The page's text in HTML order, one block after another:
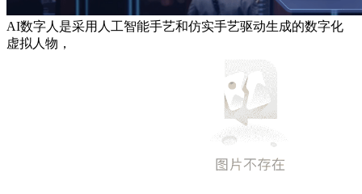
AI数字人是采用人工智能手艺和仿实手艺驱动生成的数字化
虚拟人物，